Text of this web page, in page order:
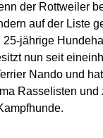
der Rottweiler
auf der Liste
jährige
nun seit
Nando und
Rasselisten und